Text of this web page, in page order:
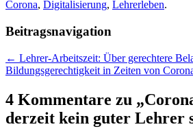
Corona, Digitalisierung, Lehrerleben.
Beitragsnavigation
← Lehrer-Arbeitszeit: Über gerechtere
Bildungsgerechtigkeit in Zeiten von
4 Kommentare zu „
derzeit kein guter Lehrer